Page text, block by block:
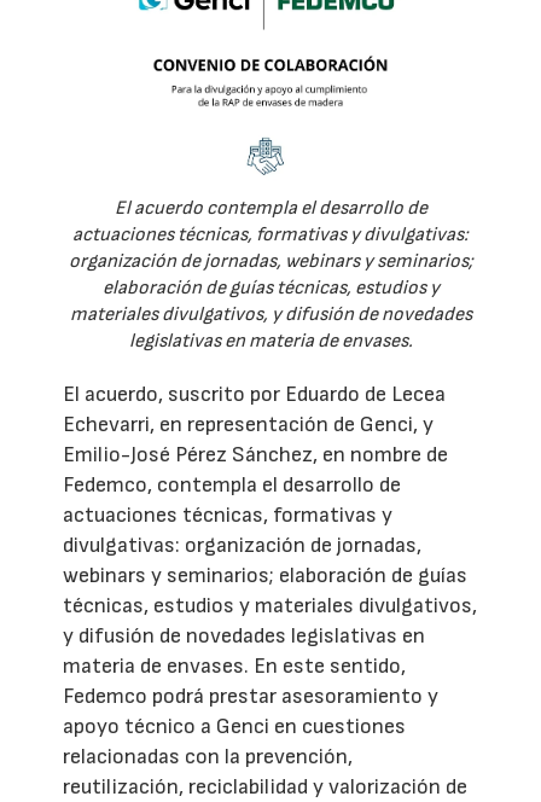
El acuerdo contempla el desarrollo de
actuaciones técnicas, formativas y divulgativas:
organización de jornadas, webinars y seminarios;
elaboración de guías técnicas, estudios y
materiales divulgativos, y difusión de novedades
legislativas en materia de envases.
El acuerdo, suscrito por Eduardo de Lecea
Echevarri, en representación de Genci, y
Emilio-José Pérez Sánchez, en nombre de
Fedemco, contempla el desarrollo de
actuaciones técnicas, formativas y
divulgativas: organización de jornadas,
webinars y seminarios; elaboración de guías
técnicas, estudios y materiales divulgativos,
y difusión de novedades legislativas en
materia de envases. En este sentido,
Fedemco podrá prestar asesoramiento y
apoyo técnico a Genci en cuestiones
relacionadas con la prevención,
reutilización, reciclabilidad y valorización de